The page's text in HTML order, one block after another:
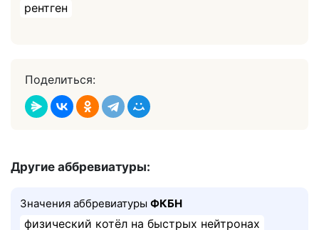
рентген
Поделиться:
Другие аббревиатуры:
Значения аббревиатуры ФКБН
физический котёл на быстрых нейтронах